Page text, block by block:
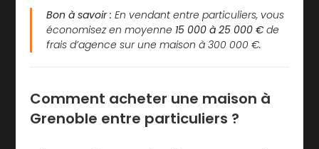
Bon à savoir : En vendant entre particuliers, vous
économisez en moyenne 15 000 à 25 000 €de
frais d’agence sur une maison à 300 000 €.
Comment acheter une maison à
Grenoble entre particuliers ?